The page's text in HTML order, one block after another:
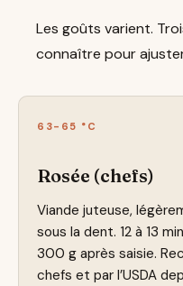
Les goûts varient.
connaître pour
63-65 °C
Rosée (chefs)
Viande juteuse,
sous la dent. 12 à 13
300 g après saisie.
chefs et par l’USDA